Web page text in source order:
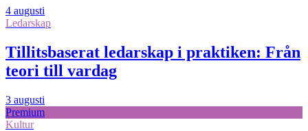
4 augusti
Ledarskap
Tillitsbaserat ledarskap i praktiken: Från
teori till vardag
3 augusti
Premium
Kultur